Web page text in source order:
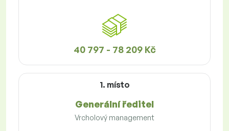
40 797 - 78 209 Kč
1. místo
Generální ředitel
Vrcholový management